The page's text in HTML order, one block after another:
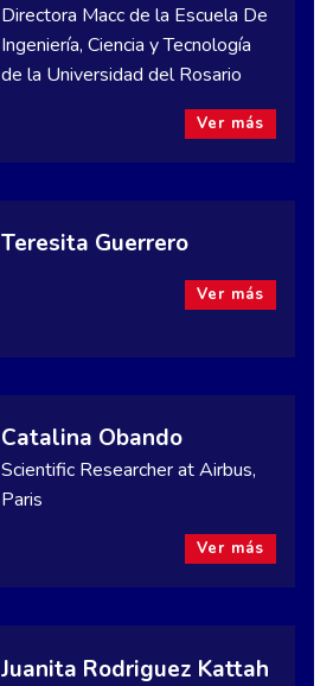
Directora Macc de la Escuela De
Ingeniería, Ciencia y Tecnología
de la Universidad del Rosario
Ver más
Teresita Guerrero
Ver más
Catalina Obando
Scientific Researcher at Airbus,
Paris
Ver más
Juanita Rodriguez Kattah